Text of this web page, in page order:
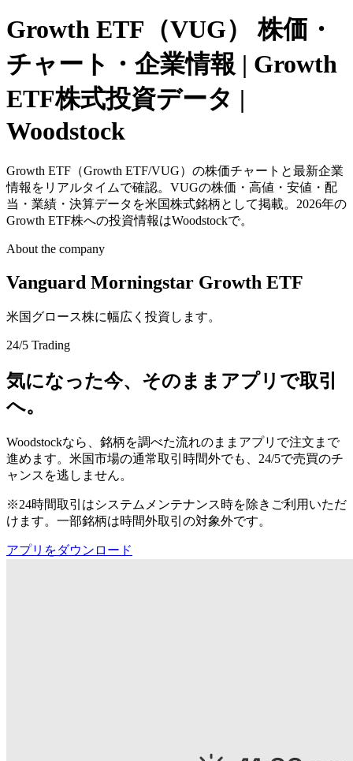
Growth ETF（VUG）
株価・
チャート・企業情報 | Growth
ETF株式投資データ |
Woodstock
Growth ETF（Growth ETF/VUG）の株価チャートと最新企業
情報をリアルタイムで確認。VUGの株価・高値・安値・配
当・業績・決算データを米国株式銘柄として掲載。2026年の
Growth ETF株への投資情報はWoodstockで。
About the company
Vanguard Morningstar Growth ETF
米国グロース株に幅広く投資します。
24/5 Trading
気になった今、そのままアプリで取引
へ。
Woodstockなら、銘柄を調べた流れのままアプリで注文まで
進めます。米国市場の通常取引時間外でも、24/5で売買のチ
ャンスを逃しません。
※24時間取引はシステムメンテナンス時を除きご利用いただ
けます。一部銘柄は時間外取引の対象外です。
アプリをダウンロード